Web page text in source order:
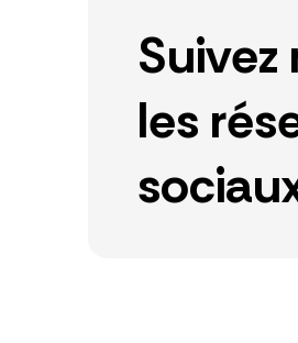
Suivez
les